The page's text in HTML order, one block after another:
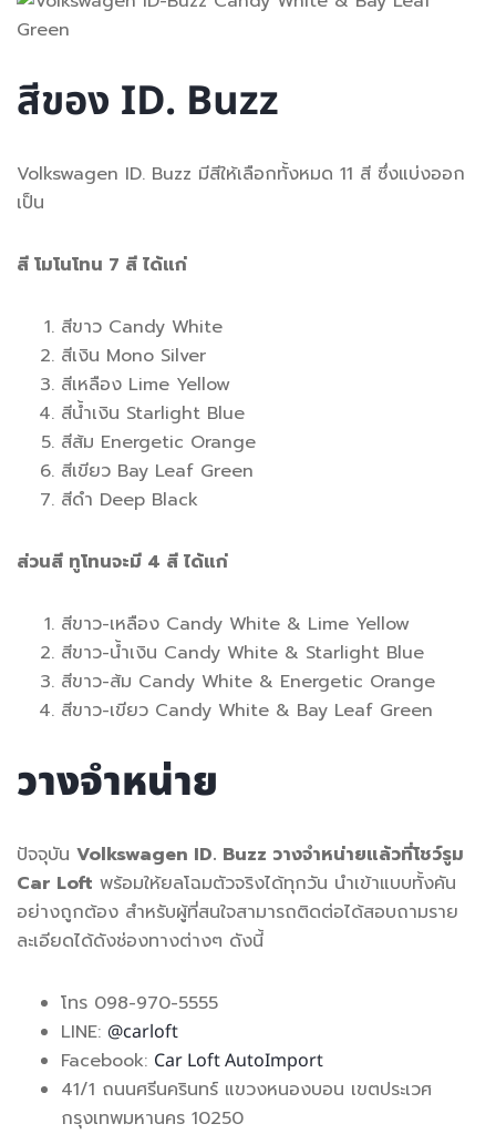
สีของ ID. Buzz
Volkswagen ID. Buzz มีสีให้เลือกทั้งหมด 11 สี ซึ่งแบ่งออก
เป็น
สี โมโนโทน 7 สี ได้แก่
สีขาว Candy White
สีเงิน Mono Silver
สีเหลือง Lime Yellow
สีน้ำเงิน Starlight Blue
สีส้ม Energetic Orange
สีเขียว Bay Leaf Green
สีดำ Deep Black
ส่วนสี ทูโทนจะมี 4 สี ได้แก่
สีขาว-เหลือง Candy White & Lime Yellow
สีขาว-น้ำเงิน Candy White & Starlight Blue
สีขาว-ส้ม Candy White & Energetic Orange
สีขาว-เขียว Candy White & Bay Leaf Green
วางจำหน่าย
ปัจจุบัน Volkswagen ID. Buzz วางจำหน่ายแล้วที่โชว์รูม
Car Loft พร้อมให้ยลโฉมตัวจริงได้ทุกวัน นำเข้าแบบทั้งคัน
อย่างถูกต้อง สำหรับผู้ที่สนใจสามารถติดต่อได้สอบถามราย
ละเอียดได้ดังช่องทางต่างๆ ดังนี้
โทร 098-970-5555
LINE: @carloft
Facebook: Car Loft AutoImport
41/1 ถนนศรีนครินทร์ แขวงหนองบอน เขตประเวศ
กรุงเทพมหานคร 10250